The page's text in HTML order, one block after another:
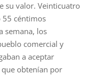
su valor. Veinticuatro
55 céntimos
semana, los
comercial y
a aceptar
que obtenían por